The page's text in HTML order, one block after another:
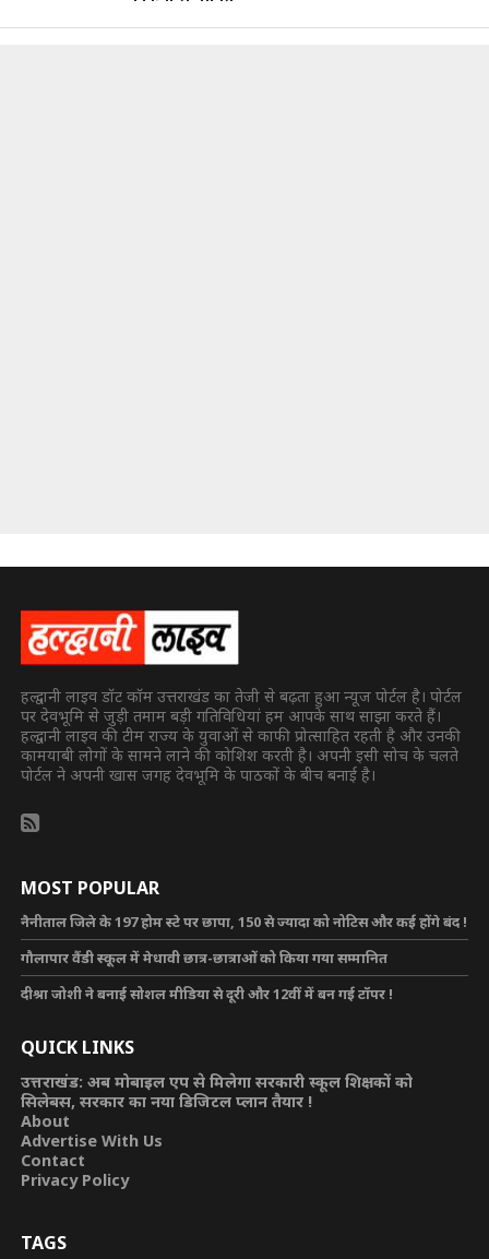
हल्द्वानी लाइव डॉट कॉम उत्तराखंड का तेजी से बढ़ता हुआ न्यूज पोर्टल है। पोर्टल
पर देवभूमि से जुड़ी तमाम बड़ी गतिविधियां हम आपके साथ साझा करते हैं।
हल्द्वानी लाइव की टीम राज्य के युवाओं से काफी प्रोत्साहित रहती है और उनकी
कामयाबी लोगों के सामने लाने की कोशिश करती है। अपनी इसी सोच के चलते
पोर्टल ने अपनी खास जगह देवभूमि के पाठकों के बीच बनाई है।
MOST POPULAR
नैनीताल जिले के 197 होम स्टे पर छापा, 150 से ज्यादा को नोटिस और कई होंगे बंद !
गौलापार वैंडी स्कूल में मेधावी छात्र-छात्राओं को किया गया सम्मानित
दीश्रा जोशी ने बनाई सोशल मीडिया से दूरी और 12वीं में बन गई टॉपर !
QUICK LINKS
उत्तराखंड: अब मोबाइल एप से मिलेगा सरकारी स्कूल शिक्षकों को
सिलेबस, सरकार का नया डिजिटल प्लान तैयार !
About
Advertise With Us
Contact
Privacy Policy
TAGS